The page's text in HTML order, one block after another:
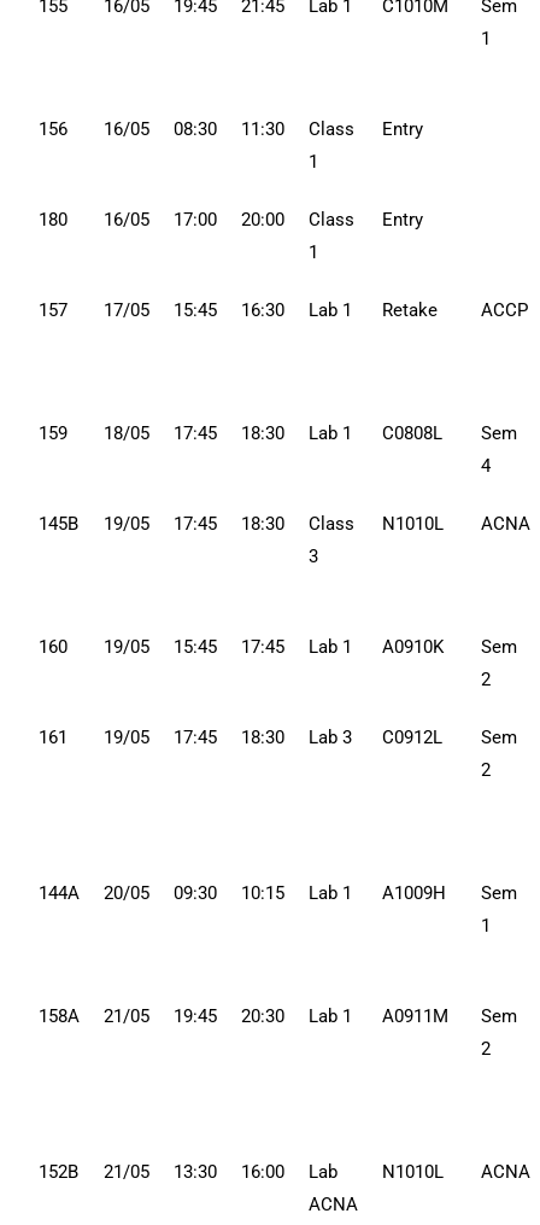
155 16/05 19:45 21:45 Lab 1 C1010M
Sem
1
156 16/05 08:30 11:30
Class
1
Entry
180 16/05 17:00 20:00
Class
1
Entry
157 17/05 15:45 16:30 Lab 1 Retake ACCP
159 18/05 17:45 18:30 Lab 1 C0808L
Sem
4
145B 19/05 17:45 18:30
Class
3
N1010L ACNA
160 19/05 15:45 17:45 Lab 1 A0910K
Sem
2
161 19/05 17:45 18:30 Lab 3 C0912L
Sem
2
144A 20/05 09:30 10:15 Lab 1 A1009H
Sem
1
158A 21/05 19:45 20:30 Lab 1 A0911M
Sem
2
152B 21/05 13:30 16:00
Lab
ACNA
N1010L ACNA